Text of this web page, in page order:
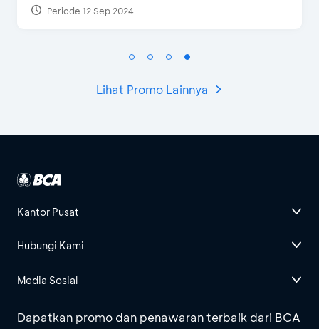
Periode 27 Mar 2025 - 31 Agt 2026
Lihat Promo Lainnya
Kantor Pusat
Hubungi Kami
Media Sosial
Dapatkan promo dan penawaran terbaik dari BCA